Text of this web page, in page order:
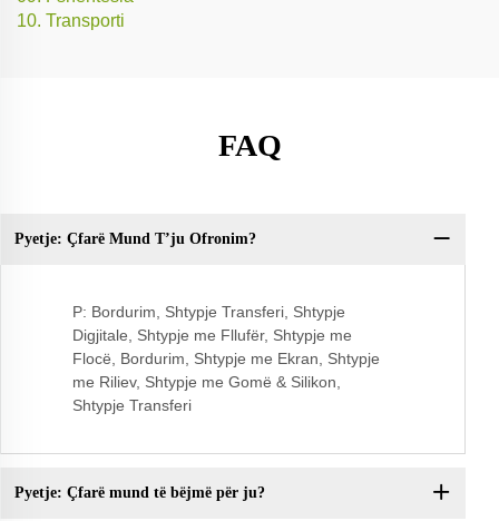
10. Transporti
FAQ
Pyetje: Çfarë Mund T’ju Ofronim?
P: Bordurim, Shtypje Transferi, Shtypje
Digjitale, Shtypje me Fllufër, Shtypje me
Flocë, Bordurim, Shtypje me Ekran, Shtypje
me Riliev, Shtypje me Gomë & Silikon,
Shtypje Transferi
Pyetje: Çfarë mund të bëjmë për ju?